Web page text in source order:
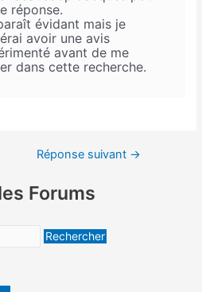
réponse.
évidant mais je
avoir une avis
avant de me
dans cette recherche.
Réponse suivant →
Forums